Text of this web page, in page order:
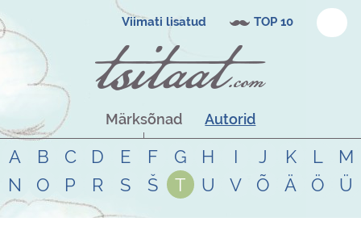
Viimati lisatud TOP 10
Märksõnad Autorid
A B C D E F G H I J K L
M
N
O P R S Š T U V Õ Ä Ö Ü